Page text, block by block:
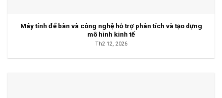
Máy tính để bàn và công nghệ hỗ trợ phân tích và tạo dựng
mô hình kinh tế
Th2 12, 2026